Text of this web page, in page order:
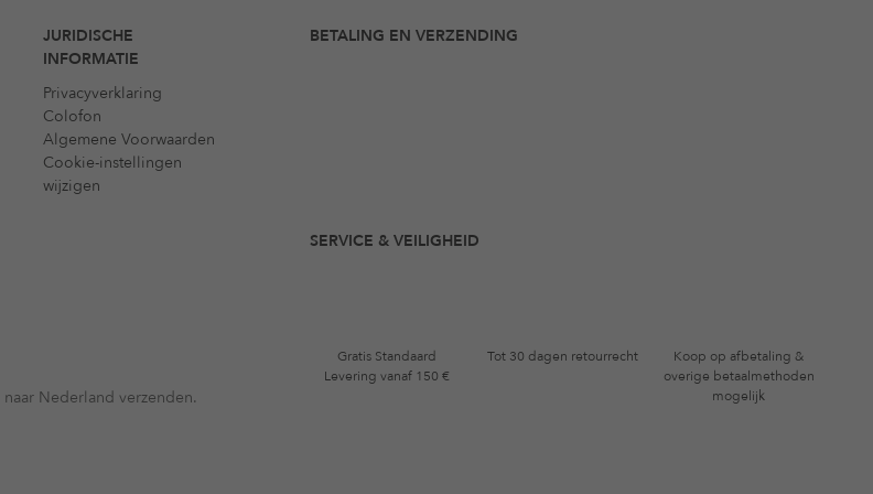
JURIDISCHE
INFORMATIE
Privacyverklaring
Colofon
Algemene Voorwaarden
Cookie-instellingen
wijzigen
Nederland verzenden.
BETALING EN VERZENDING
SERVICE & VEILIGHEID
Gratis Standaard
Levering vanaf 150 €
Tot 30 dagen retourrecht
Koop op afbetaling &
overige betaalmethoden
mogelijk